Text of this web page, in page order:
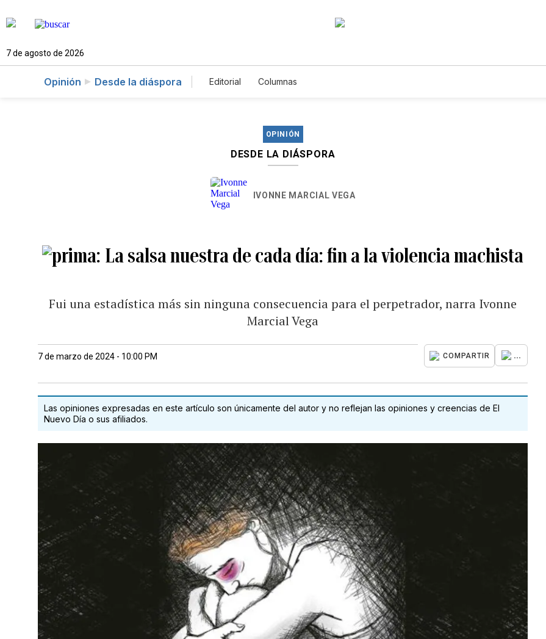
7 de agosto de 2026
Opinión Desde la diáspora Editorial Columnas
OPINIÓN
DESDE LA DIÁSPORA
IVONNE MARCIAL VEGA
La salsa nuestra de cada día: fin a la violencia machista
Fui una estadística más sin ninguna consecuencia para el perpetrador, narra Ivonne
Marcial Vega
7 de marzo de 2024 - 10:00 PM COMPARTIR ...
Las opiniones expresadas en este artículo son únicamente del autor y no reflejan las opiniones y creencias de El
Nuevo Día o sus afiliados.